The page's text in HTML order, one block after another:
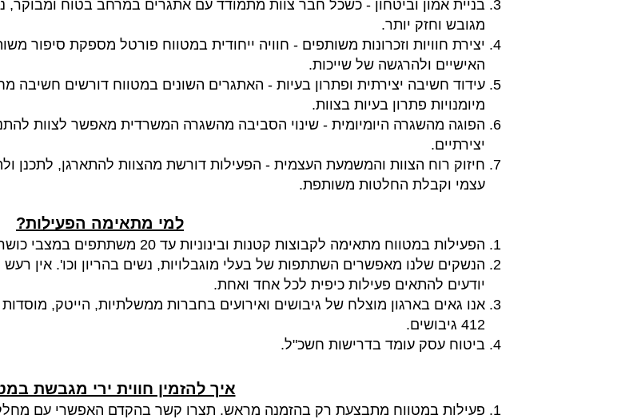
בניית אמון וביטחון - כשכל חבר צוות מתמודד עם אתגרים במרחב בטוח ומבוקר,
מגובש וחזק יותר.
יצירת חוויות וזכרונות משותפים - חוויה ייחודית במטווח פורטל מספקת
האישיים ולהרגשה של שייכות.
עידוד חשיבה יצירתית ופתרון בעיות - האתגרים השונים במטווח דורשים חשיבה
מיומנויות פתרון בעיות בצוות.
הפוגה מהשגרה היומיומית - שינוי הסביבה מהשגרה המשרדית מאפשר לצוות
יצירתיים.
חיזוק רוח הצוות והמשמעת העצמית - הפעילות דורשת מהצוות להתארגן, לתכנן
עצמי וקבלת החלטות משותפת.
למי מתאימה הפעילות?
הפעילות במטווח מתאימה לקבוצות קטנות ובינוניות עד 20 משתתפים במצבי כושר פיזי שונום.
הנשקים שלנו מאפשרים השתתפות של בעלי מוגבלויות, נשים בהריון וכו'. אין
יודעים להתאים פעילות כיפית לכל אחד ואחת.
אנו גאים בארגון מוצלח של גיבושים ואירועים בחברות ממשלתיות, הייטק,
412 גיבושים.
ביטוח עסק עומד בדרישות חשכ"ל.
איך להזמין חווית ירי מגבשת
פעילות במטווח מתבצעת רק בהזמנה מראש. תצרו קשר בהקדם האפשרי עם